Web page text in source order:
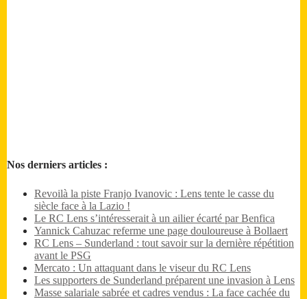
Nos derniers articles :
Revoilà la piste Franjo Ivanovic : Lens tente le casse du
siècle face à la Lazio !
Le RC Lens s’intéresserait à un ailier écarté par Benfica
Yannick Cahuzac referme une page douloureuse à Bollaert
RC Lens – Sunderland : tout savoir sur la dernière répétition
avant le PSG
Mercato : Un attaquant dans le viseur du RC Lens
Les supporters de Sunderland préparent une invasion à Lens
Masse salariale sabrée et cadres vendus : La face cachée du